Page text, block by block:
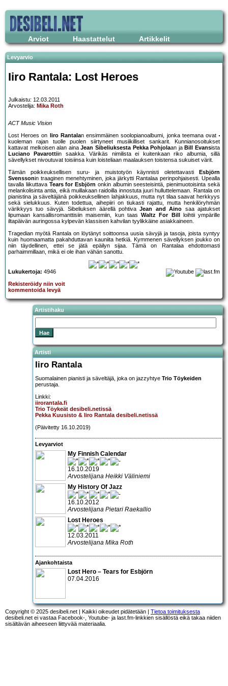
Arviot Haastattelut Artikkelit
Levyarvio
Iiro Rantala: Lost Heroes
Julkaistu: 12.03.2011
Arvostelija: Mika Roth
ACT Music Vision
Lost Heroes on
Iiro Rantalan ensimmäinen soolopianoalbumi, jonka teemana ovat
kuoleman rajan tuolle puolen siirtyneet musiikilliset sankarit. Kunnianosoitukset
kattavat melkoisen alan ainaJean Sibeliuksesta Pekka Pohjolaan ja Bill Evansista
Luciano Pavarottiin saakka. Värikäs nimilista ei kuitenkaan riko albumia, sillä
sävellykset nivoutuvat toisiinsa kuin loisteliaan maalauksen toistensa sukuiset värit.
Tämän poikkeuksellisen suru- ja muistotyön käynnisti oletettavasti
Esbjörn
Svenssonin traaginen menehtyminen, joka järkytti Rantalaa perinpohjaisesti. Upealla
tavalla liikuttava Tears for Esbjörn onkin albumin seesteisintä, pienimuotoisinta sekä
melankolisinta antia, eikä muillakaan raidoilla innostuta juuri hulluttelemaan. Rantala on
pianistina ja säveltäjänä poikkeuksellinen lahjakkuus, mutta nyt tilaa saavat herkkyys
sekä sielukkuus. Kuten todettua, aihepiiri on tiukasti rajattu, mutta henkilöryhmän
värikkyys tuo sävyjä. Sibeliuksen äärellä pohtivaJean and Aino saa ajatukset
lipumaan kansallisromanttisiin maisemiin, kun taasWaltz For Bill
loihtii ympärille
iltapäivän auringossa kylpevän klassisen kahvilan tyylikkäine asiakkaineen.
Tragedian myötä Rantala on löytänyt soittoonsa uusia sävyjä ja tasoja, joista syntyy
kuin huomaamatta pakahduttavan kauniita hetkiä. Kymmenen sävellyksen joukko on
niin täydellinen, ettei se jätä epäilyn sijaa. Tämä on Rantalaa ehdottomasti
parhaimmillaan, mikä ei ole ihan vähän sanottu.
Lukukertoja: 4946
Rekisteröidy niin voit
kommentoida levyä
Artistihaku
Artisti
Iiro Rantala
Suomalainen pianisti ja säveltäjä, joka on jazzyhtye Trio Töykeiden
perustaja.
Linkki:
iirorantala.fi
Trio Töykeät desibeli.netissä
Pekka Kuusisto & Iiro Rantala desibeli.netissä
(Päivitetty 16.10.2019)
Levyarviot
My Finnish Calendar
16.10.2019
Arvostelijana Heikki Väliniemi
My History Of Jazz
16.10.2012
Arvostelijana Pietari Raekallio
Lost Heroes
12.03.2011
Arvostelijana Mika Roth
Ajankohtaista
Lost Hero – Tears for Esbjörn
07.04.2016
Copyright © 2025 desibeli.net | Kaikki oikeudet pidätetään | Tietoa toimituksesta
desibeli.net ei vastaa Facebook-, Youtube- ja last.fm-linkkien sisällöstä eikä takaa niiden
sisältävän aiheeseen liittyvää materiaalia.